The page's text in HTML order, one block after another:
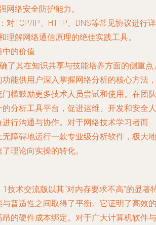
网络安全防护能力。
：对TCP/IP、HTTP、DNS等常见协议进行详
理解网络通信原理的绝佳实践工具。
的价值
了其在知识共享与技能培养方面的侧重点
能供用户深入掌握网络分析的核心方法，
槛鼓励更多技术人员尝试和使用。在团队
分析工具平台，促进运维、开发和安全人
行沟通与协作。对于网络技术学习者而
障碍地运行一款专业级分析软件，极大地
理论向实操的转化。
技术交流版以其“对内存要求不高”的显著
普适性之间取得了平衡。它证明了高效的
的硬件成本绑定。对于广大计算机软件与